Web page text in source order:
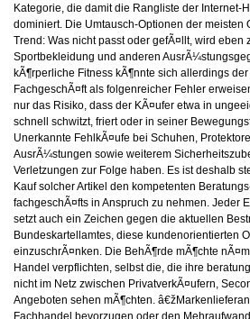
Kategorie, die damit die Rangliste der Internet-
dominiert. Die Umtausch-Optionen der meisten
Trend: Was nicht passt oder gefÃ¤llt, wird
Sportbekleidung und anderen
kÃ¶rperliche Fitness kÃ¶nnte sich allerdings
FachgeschÃ¤ft als folgenreicher Fehler
nur das Risiko, dass der KÃ¤ufer etwa in
schnell schwitzt, friert oder in seiner
Unerkannte FehlkÃ¤ufe bei Schuhen,
AusrÃ¼stungen sowie weiterem
Verletzungen zur Folge haben. Es ist deshalb
Kauf solcher Artikel den kompetenten
fachgeschÃ¤fts in Anspruch zu nehmen. Jeder
setzt auch ein Zeichen gegen die aktuellen
Bundeskartellamtes, diese kundenorientierten
einzuschrÃ¤nken. Die BehÃ¶rde mÃ¶chte
Handel verpflichten, selbst die, die ihre
nicht im Netz zwischen PrivatverkÃ¤ufern,
Angeboten sehen mÃ¶chten.
Fachhandel bevorzugen oder den